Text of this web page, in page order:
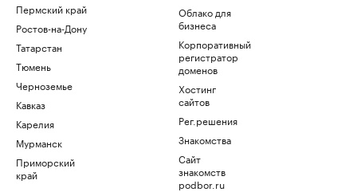
Пермский край
Ростов-на-Дону
Татарстан
Тюмень
Черноземье
Кавказ
Карелия
Мурманск
Приморский
край
Облако для
бизнеса
Корпоративный
регистратор
доменов
Хостинг
сайтов
Рег.решения
Знакомства
Сайт
знакомств
podbor.ru